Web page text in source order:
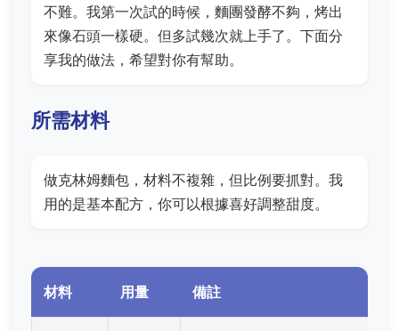
不難。我第一次試的時候，麵團發酵不夠，烤出
來像石頭一樣硬。但多試幾次就上手了。下面分
享我的做法，希望對你有幫助。
所需材料
做克林姆麵包，材料不複雜，但比例要抓對。我
用的是基本配方，你可以根據喜好調整甜度。
材料 用量 備註